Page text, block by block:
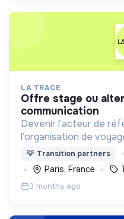
LA TRACE
offre stage ou alternance marketing et
communication
Devenir l’acteur de
l’organisation de
mesure, à vélo,
besoins de chaque
💡 Transition partners
Paris, France
3 months ago